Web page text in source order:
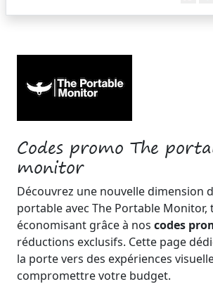
Codes promo The
monitor
Découvrez une nouvelle dimension
portable avec The Portable Monitor,
économisant grâce à nos codes
réductions exclusifs. Cette page
la porte vers des expériences
compromettre votre budget.